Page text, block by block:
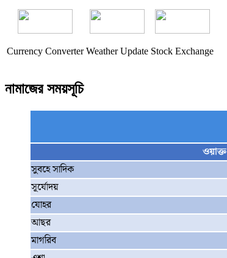
Currency Converter Weather Update Stock Exchange
নামাজের সময়সূচি
ওয়াক্ত
সুবহে সাদিক
সূর্যোদয়
যোহর
আছর
মাগরিব